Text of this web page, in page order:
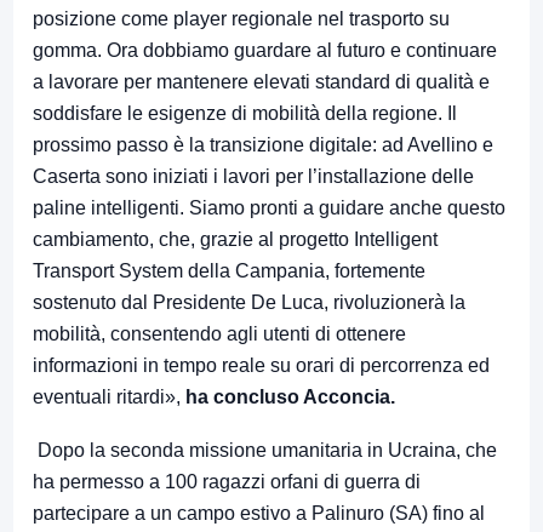
posizione come player regionale nel trasporto su
gomma. Ora dobbiamo guardare al futuro e continuare
a lavorare per mantenere elevati standard di qualità e
soddisfare le esigenze di mobilità della regione. Il
prossimo passo è la transizione digitale: ad Avellino e
Caserta sono iniziati i lavori per l’installazione delle
paline intelligenti. Siamo pronti a guidare anche questo
cambiamento, che, grazie al progetto Intelligent
Transport System della Campania, fortemente
sostenuto dal Presidente De Luca, rivoluzionerà la
mobilità, consentendo agli utenti di ottenere
informazioni in tempo reale su orari di percorrenza ed
eventuali ritardi», ha concluso Acconcia.
Dopo la seconda missione umanitaria in Ucraina, che
ha permesso a 100 ragazzi orfani di guerra di
partecipare a un campo estivo a Palinuro (SA) fino al